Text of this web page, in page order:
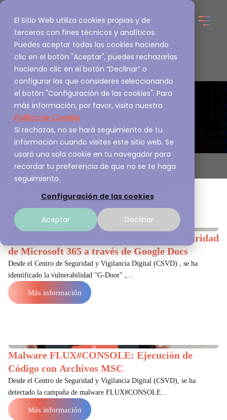
El Sitio Web utiliza cookies propias y de
terceros con fines técnicos y analíticos.
Puedes aceptar todas las cookies haciendo
clic en el botón "Aceptar", puedes rechazarlas
haciendo clic en el botón “Declinar” o
configurar las que consideres seleccionando
el botón "Configuración de las cookies". Para
más información, por favor, visita nuestra
Política de Cookies
Si rechazas, no se hará seguimiento de tu
información cuando visites este sitio web. Se
usará una sola cookie en tu navegador para
recordar tu preferencia de que no se te haga
seguimiento.
Configuración de las cookies
Aceptar Declinar
Boletines de
Ciberseguridad
Vulnerabilidad G-Door: Elusión de la Seguridad
de Microsoft 365 a través de Google Docs
Desde el Centro de Seguridad y Vigilancia Digital (CSVD) , se ha
identificado la vulnerabilidad "G-Door" ,...
Más información
Malware FLUX#CONSOLE: Ejecución de
Código con Archivos MSC
Desde el Centro de Seguridad y Vigilancia Digital (CSVD), se ha
detectado la campaña de malware FLUX#CONSOLE...
Más información